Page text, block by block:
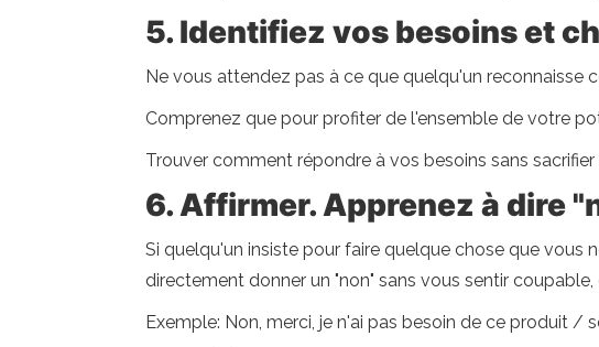
5. Identifiez vos besoins et
Ne vous attendez pas à ce que quelqu'un reconnaisse
Comprenez que pour profiter de l'ensemble de votre
Trouver comment répondre à vos besoins sans sacrifier
6. Affirmer. Apprenez à dire
Si quelqu'un insiste pour faire quelque chose que vous
directement donner un "non" sans vous sentir
Exemple: Non, merci, je n'ai pas besoin de ce produit /